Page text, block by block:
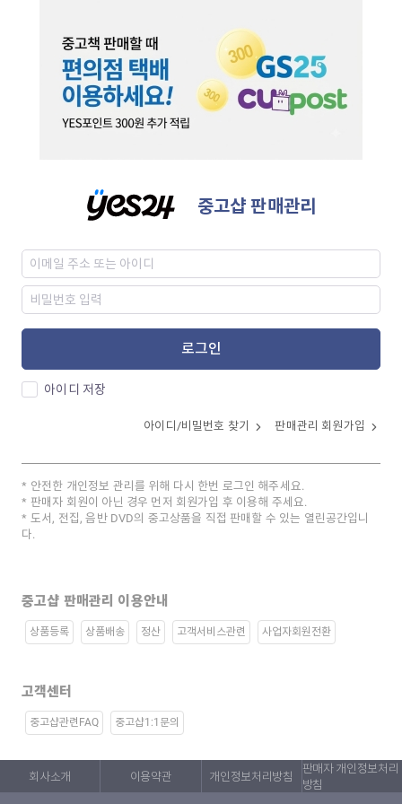
중고샵 판매관리
로그인
아이디 저장
아이디/비밀번호 찾기 판매관리 회원가입
안전한 개인정보 관리를 위해 다시 한번 로그인 해주세요.
판매자 회원이 아닌 경우 먼저 회원가입 후 이용해 주세요.
도서, 전집, 음반 DVD의 중고상품을 직접 판매할 수 있는 열린공간입니
다.
중고샵 판매관리 이용안내
상품등록 상품배송 정산 고객서비스관련 사업자회원전환
고객센터
중고샵관련FAQ 중고샵1:1문의
회사소개 이용약관 개인정보처리방침
판매자 개인정보처리
방침